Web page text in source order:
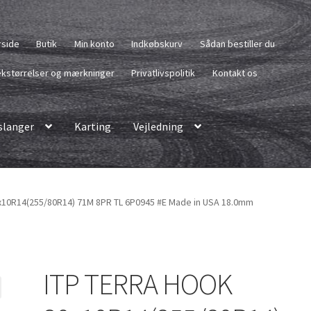
Butik Min konto Indkøbskurv Sådan bestiller du
og mærkninger Privatlivspolitik Kontakt os
Karting
Vejledning
80R14) 71M 8PR TL 6P0945 #E Made in USA 18.0mm
ITP TERRA HOOK